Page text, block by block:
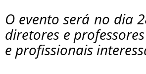
O evento será no dia
diretores e
e profissionais